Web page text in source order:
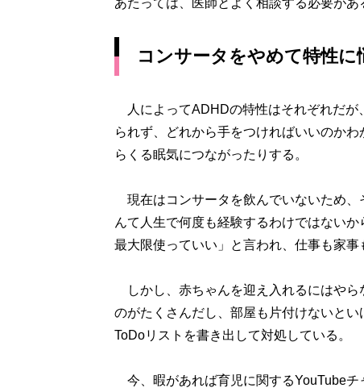
あたっては、医師とよく相談する必要があ
コンサータをやめて特性
人によってADHDの特性はそれぞれだが
られず、どれから手をつければいいのか
らくる眠気につながったりする。
現在はコンサータを飲んでいないため、
んて人生で何度も経験するわけではない
最大限使っていい」と言われ、仕事も家事
しかし、赤ちゃんを迎え入れるにはやら
のがたくさんだし、部屋も片付けないと
ToDoリストを書き出して対処している。
今、暇があれば育児に関するYouTubeチ